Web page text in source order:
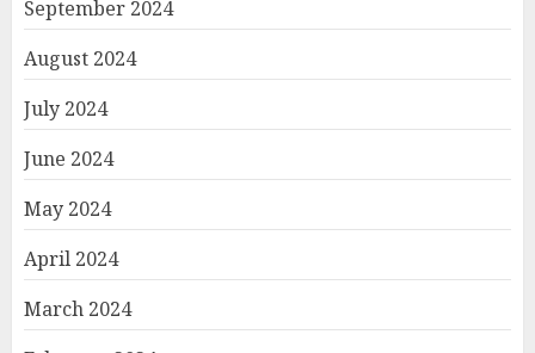
September 2024
August 2024
July 2024
June 2024
May 2024
April 2024
March 2024